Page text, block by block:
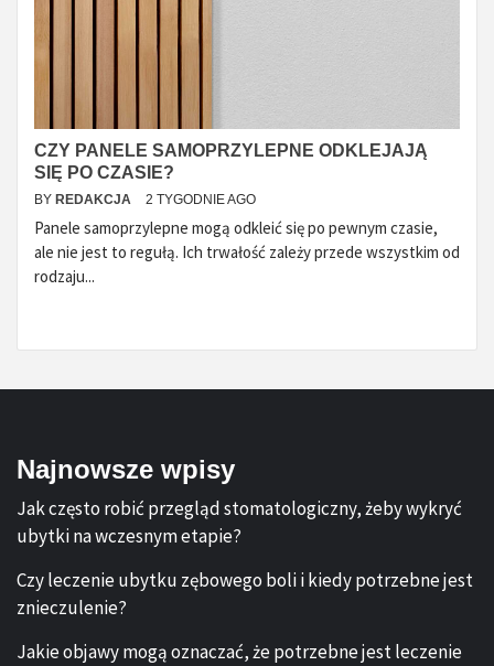
CZY PANELE SAMOPRZYLEPNE ODKLEJAJĄ
SIĘ PO CZASIE?
BY REDAKCJA 2 TYGODNIE AGO
Panele samoprzylepne mogą odkleić się po pewnym czasie,
ale nie jest to regułą. Ich trwałość zależy przede wszystkim od
rodzaju...
Najnowsze wpisy
Jak często robić przegląd stomatologiczny, żeby wykryć
ubytki na wczesnym etapie?
Czy leczenie ubytku zębowego boli i kiedy potrzebne jest
znieczulenie?
Jakie objawy mogą oznaczać, że potrzebne jest leczenie